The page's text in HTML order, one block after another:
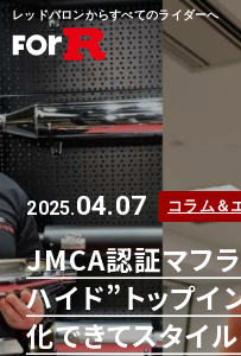
レッドバロンからすべてのライダーへ
2025.04.07 コラム＆
JMCA認証マフ
ハイド”トップイ
化できてスタイ